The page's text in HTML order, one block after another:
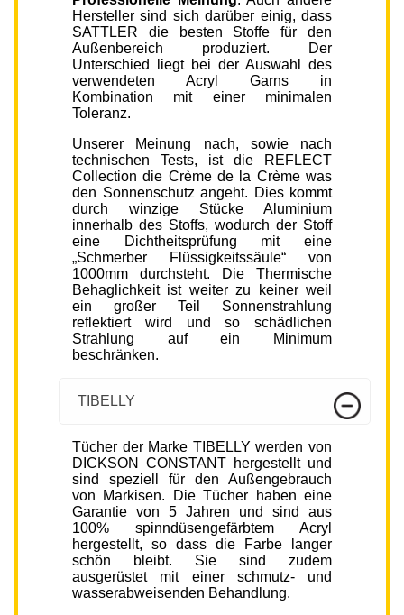
Hersteller sind sich darüber einig, dass
SATTLER die besten Stoffe für den
Außenbereich produziert. Der
Unterschied liegt bei der Auswahl des
verwendeten Acryl Garns in
Kombination mit einer minimalen
Toleranz.
Unserer Meinung nach, sowie nach
technischen Tests, ist die REFLECT
Collection die Crème de la Crème was
den Sonnenschutz angeht. Dies kommt
durch winzige Stücke Aluminium
innerhalb des Stoffs, wodurch der Stoff
eine Dichtheitsprüfung mit eine
„Schmerber Flüssigkeitssäule“ von
1000mm durchsteht. Die Thermische
Behaglichkeit ist weiter zu keiner weil
ein großer Teil Sonnenstrahlung
reflektiert wird und so schädlichen
Strahlung auf ein Minimum
beschränken.
TIBELLY
Tücher der Marke TIBELLY werden von
DICKSON CONSTANT hergestellt und
sind speziell für den Außengebrauch
von Markisen. Die Tücher haben eine
Garantie von 5 Jahren und sind aus
100% spinndüsengefärbtem Acryl
hergestellt, so dass die Farbe langer
schön bleibt. Sie sind zudem
ausgerüstet mit einer schmutz- und
wasserabweisenden Behandlung.